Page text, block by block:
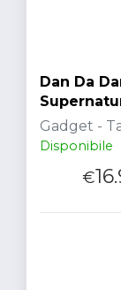
Dan Da
Gadget -
Disponibile
€